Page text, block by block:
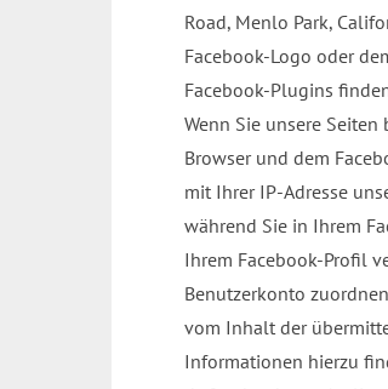
Road, Menlo Park,
Facebook-Logo oder
Facebook-Plugins
Wenn Sie unsere
Browser und dem
mit Ihrer IP-Adresse
während Sie in Ihrem
Ihrem Facebook-Profil
Benutzerkonto
vom Inhalt der
Informationen hierzu